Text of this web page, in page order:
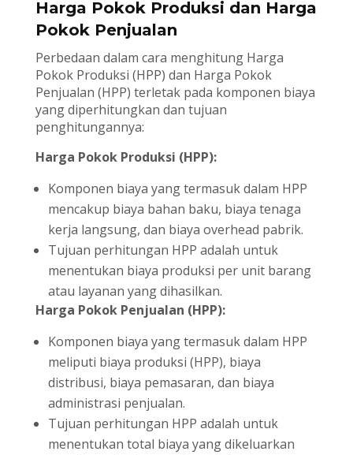
Harga Pokok Produksi dan Harga
Pokok Penjualan
Perbedaan dalam cara menghitung Harga
Pokok Produksi (HPP) dan Harga Pokok
Penjualan (HPP) terletak pada komponen biaya
yang diperhitungkan dan tujuan
penghitungannya:
Harga Pokok Produksi (HPP):
Komponen biaya yang termasuk dalam HPP
mencakup biaya bahan baku, biaya tenaga
kerja langsung, dan biaya overhead pabrik.
Tujuan perhitungan HPP adalah untuk
menentukan biaya produksi per unit barang
atau layanan yang dihasilkan.
Harga Pokok Penjualan (HPP):
Komponen biaya yang termasuk dalam HPP
meliputi biaya produksi (HPP), biaya
distribusi, biaya pemasaran, dan biaya
administrasi penjualan.
Tujuan perhitungan HPP adalah untuk
menentukan total biaya yang dikeluarkan